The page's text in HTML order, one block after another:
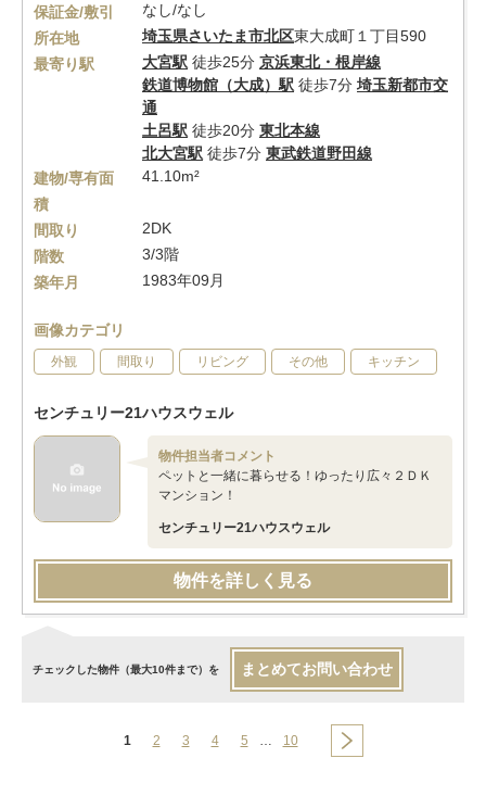
保証金/敷引
なし/なし
所在地
埼玉県さいたま市北区東大成町１丁目590
最寄り駅
大宮駅 徒歩25分 京浜東北・根岸線
鉄道博物館（大成）駅 徒歩7分 埼玉新都市交
通
土呂駅 徒歩20分 東北本線
北大宮駅 徒歩7分 東武鉄道野田線
建物/専有面
積
41.10m²
間取り
2DK
階数
3/3階
築年月
1983年09月
画像カテゴリ
外観 間取り リビング その他 キッチン
センチュリー21ハウスウェル
物件担当者コメント
ペットと一緒に暮らせる！ゆったり広々２ＤＫ
マンション！
センチュリー21ハウスウェル
物件を詳しく見る
チェックした物件（最大10件まで）を まとめてお問い合わせ
1 2 3 4 5 … 10